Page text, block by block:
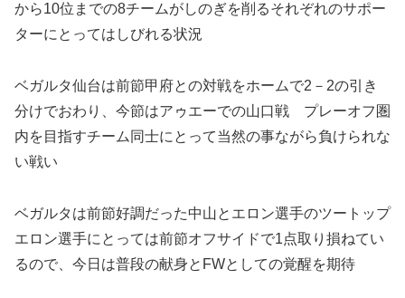
から10位までの8チームがしのぎを削るそれぞれのサポー
ターにとってはしびれる状況
ベガルタ仙台は前節甲府との対戦をホームで2－2の引き
分けでおわり、今節はアゥエーでの山口戦 プレーオフ圏
内を目指すチーム同士にとって当然の事ながら負けられな
い戦い
ベガルタは前節好調だった中山とエロン選手のツートップ
エロン選手にとっては前節オフサイドで1点取り損ねてい
るので、今日は普段の献身とFWとしての覚醒を期待